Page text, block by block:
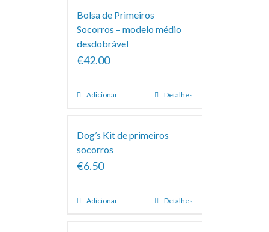
Bolsa de Primeiros
Socorros – modelo médio
desdobrável
€42.00
Adicionar Detalhes
Dog’s Kit de primeiros
socorros
€6.50
Adicionar Detalhes